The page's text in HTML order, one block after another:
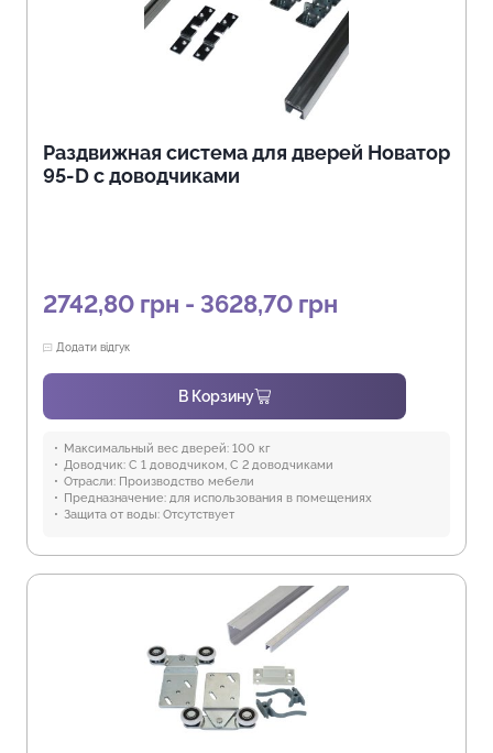
Раздвижная система для дверей Новатор
95-D с доводчиками
2742,80 грн - 3628,70 грн
Додати відгук
В Корзину
Максимальный вес дверей: 100 кг
Доводчик: С 1 доводчиком, С 2 доводчиками
Отрасли: Производство мебели
Предназначение: для использования в помещениях
Защита от воды: Отсутствует